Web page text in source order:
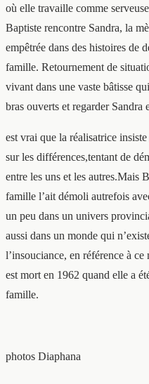
où elle travaille comme
Baptiste rencontre Sandra, la
empêtrée dans des histoires de
famille. Retournement de
vivant dans une vaste bâtisse
bras ouverts et regarder Sandra
est vrai que la réalisatrice
sur les différences,tentant de
entre les uns et les autres.Mais
famille l’ait démoli autrefois
un peu dans un univers
aussi dans un monde qui
l’insouciance, en référence à
est mort en 1962 quand elle a
famille.
photos Diaphana